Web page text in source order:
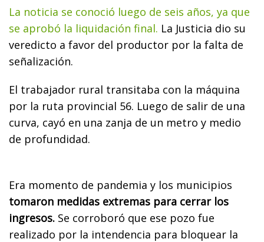
La noticia se conoció luego de seis años, ya que
se aprobó la liquidación final. La Justicia dio su
veredicto a favor del productor por la falta de
señalización.
El trabajador rural transitaba con la máquina
por la ruta provincial 56. Luego de salir de una
curva, cayó en una zanja de un metro y medio
de profundidad.
Era momento de pandemia y los municipios
tomaron medidas extremas para cerrar los
ingresos. Se corroboró que ese pozo fue
realizado por la intendencia para bloquear la